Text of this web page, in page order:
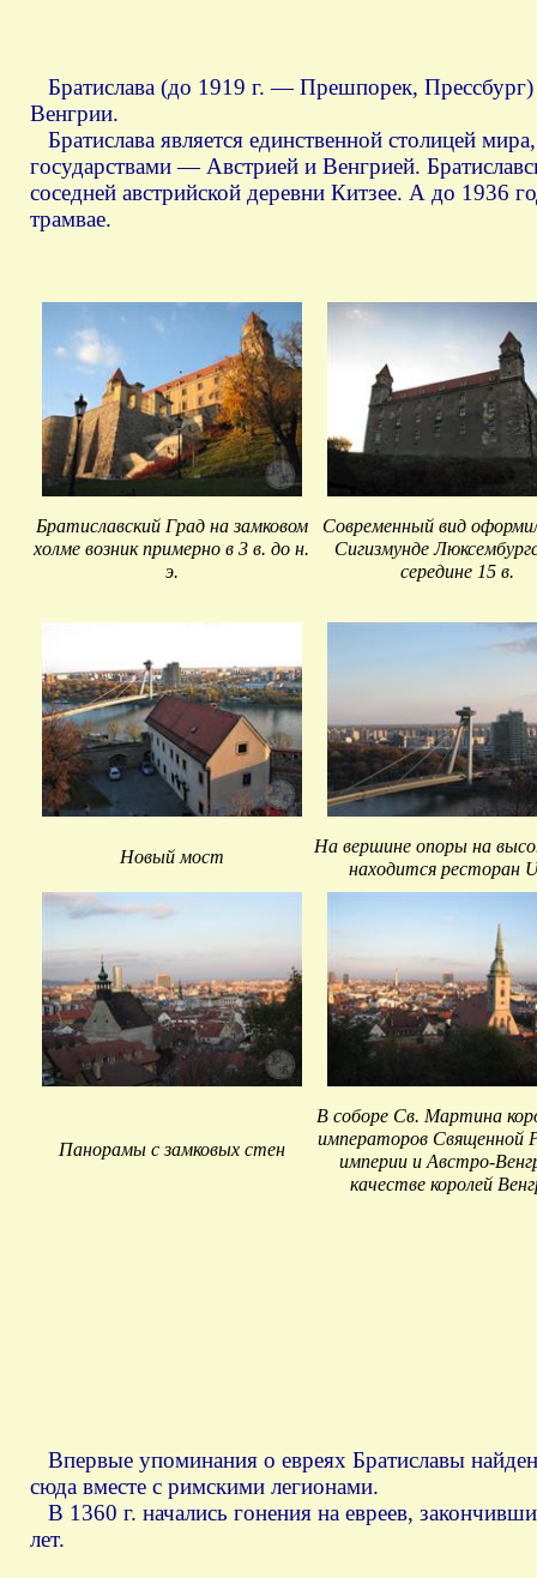
Братислава (до 1919 г. — Прешпорек,
Венгрии.
Братислава является единственной столицей
государствами — Австрией и Венгрией.
соседней австрийской деревни Китзее. А до 1936
трамвае.
Братиславский Град на замковом
холме возник примерно в 3 в. до н.
э.
Современный вид
Сигизмунде
середине 15 в.
Новый мост
На вершине опоры на
находится ресторан
Панорамы с замковых стен
В соборе Св. Мартина
императоров Священной
империи и Австро-
качестве королей
Впервые упоминания о евреях Братиславы
сюда вместе с римскими легионами.
В 1360 г. начались гонения на евреев,
лет.